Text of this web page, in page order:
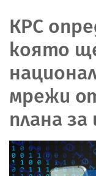
КРС
която
мрежи
плана